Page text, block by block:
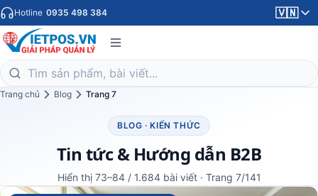
Hotline 0935 498 384 🇻🇳
Trang chủ Blog Trang 7
BLOG · KIẾN THỨC
Tin tức & Hướng dẫn B2B
Hiển thị 73–84 / 1.684 bài viết · Trang 7/141